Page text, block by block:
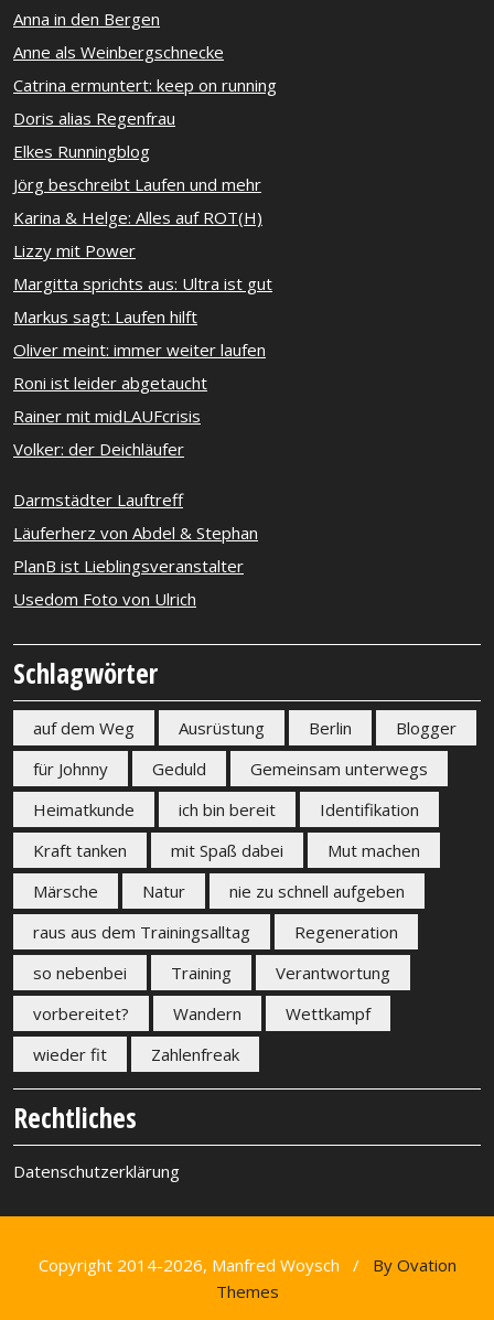
Anna in den Bergen
Anne als Weinbergschnecke
Catrina ermuntert: keep on running
Doris alias Regenfrau
Elkes Runningblog
Jörg beschreibt Laufen und mehr
Karina & Helge: Alles auf ROT(H)
Lizzy mit Power
Margitta sprichts aus: Ultra ist gut
Markus sagt: Laufen hilft
Oliver meint: immer weiter laufen
Roni ist leider abgetaucht
Rainer mit midLAUFcrisis
Volker: der Deichläufer
Darmstädter Lauftreff
Läuferherz von Abdel & Stephan
PlanB ist Lieblingsveranstalter
Usedom Foto von Ulrich
Schlagwörter
auf dem Weg Ausrüstung Berlin
Blogger
für Johnny
Geduld
Gemeinsam unterwegs
Heimatkunde
ich bin bereit
Identifikation
Kraft tanken
mit Spaß dabei
Mut machen
Märsche
Natur
nie zu schnell aufgeben
raus aus dem Trainingsalltag
Regeneration
so nebenbei
Training
Verantwortung
vorbereitet?
Wandern
Wettkampf
wieder fit
Zahlenfreak
Rechtliches
Datenschutzerklärung
Copyright 2014-2026, Manfred Woysch /
By Ovation
Themes